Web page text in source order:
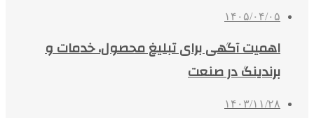
۱۴۰۵/۰۴/۰۵
اهمیت آگهی برای تبلیغ محصول، خدمات و
برندینگ در صنعت
۱۴۰۳/۱۱/۲۸